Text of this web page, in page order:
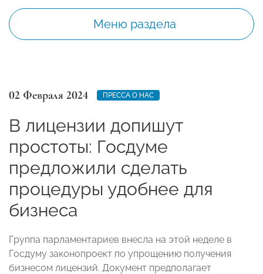
Меню раздела
02 Февраля 2024 ПРЕССА О НАС
В лицензии допишут
простоты: Госдуме
предложили сделать
процедуры удобнее для
бизнеса
Группа парламентариев внесла на этой неделе в
Госдуму законопроект по упрощению получения
бизнесом лицензий. Документ предполагает